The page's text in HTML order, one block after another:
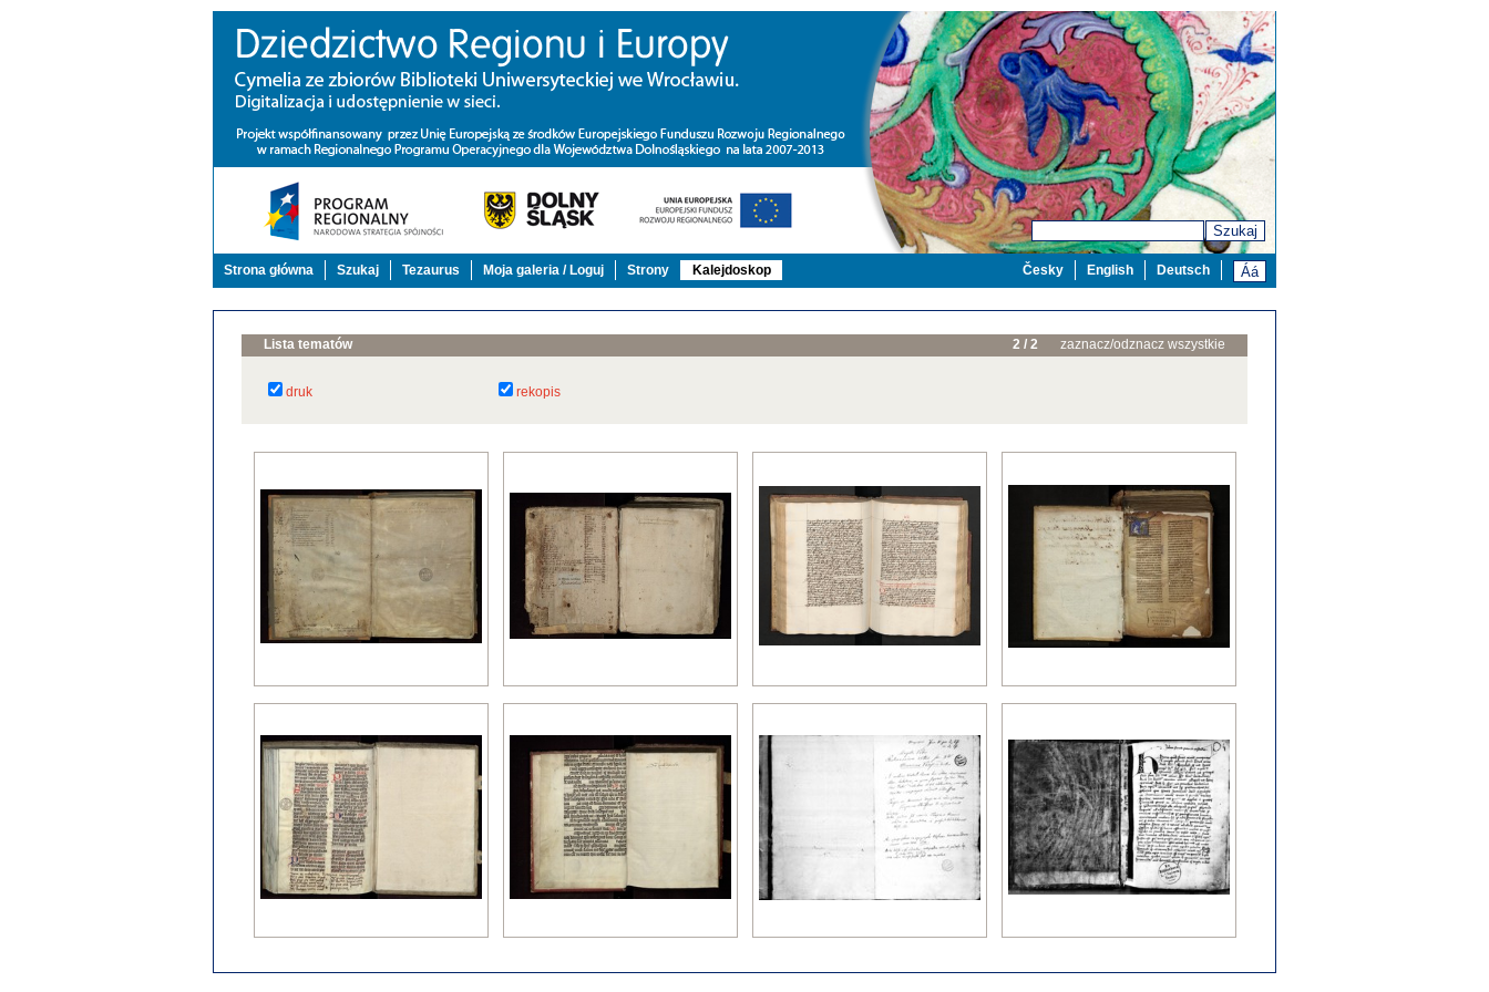
Szukaj
Strona główna Szukaj Tezaurus Moja galeria / Loguj Strony Kalejdoskop Deutsch
English
Česky
Lista tematów 2 / 2 zaznacz/odznacz wszystkie
druk rekopis